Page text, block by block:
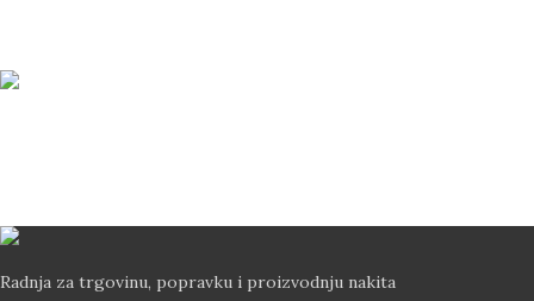
Radnja za trgovinu, popravku i proizvodnju nakita